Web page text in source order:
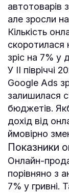
автотоварів
але зросли
Кількість
скоротилася
зріс на 7% у
У ІІ
Google Ads
залишилася
бюджетів.
дохід від
ймовірно
Показники
Онлайн-
порівняно з
7% у гривні.